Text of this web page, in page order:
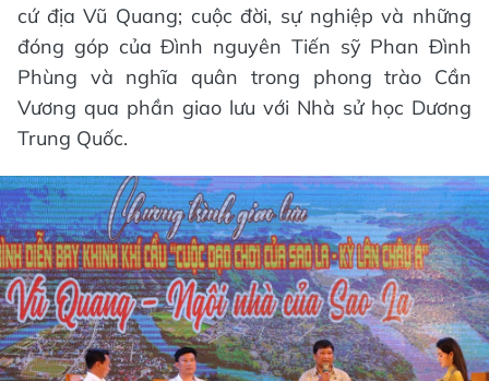
cứ địa Vũ Quang; cuộc đời, sự nghiệp và những
đóng góp của Đình nguyên Tiến sỹ Phan Đình
Phùng và nghĩa quân trong phong trào Cần
Vương qua phần giao lưu với Nhà sử học Dương
Trung Quốc.